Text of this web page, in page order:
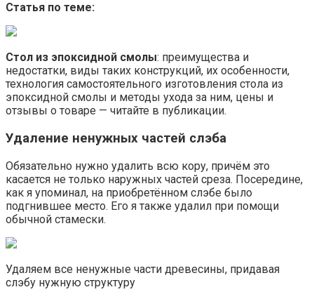
Статья по теме:
Стол из эпоксидной смолы: преимущества и
недостатки, виды таких конструкций, их особенности,
технология самостоятельного изготовления стола из
эпоксидной смолы и методы ухода за ним, цены и
отзывы о товаре — читайте в публикации.
Удаление ненужных частей слэба
Обязательно нужно удалить всю кору, причём это
касается не только наружных частей среза. Посередине,
как я упоминал, на приобретённом слэбе было
подгнившее место. Его я также удалил при помощи
обычной стамески.
Удаляем все ненужные части древесины, придавая
слэбу нужную структуру